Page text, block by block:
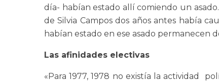
día- habían estado allí comiendo un
de Silvia Campos dos años antes había
habían estado en ese asado permanecen
Las afinidades electivas
«Para 1977, 1978 no existía la actividad